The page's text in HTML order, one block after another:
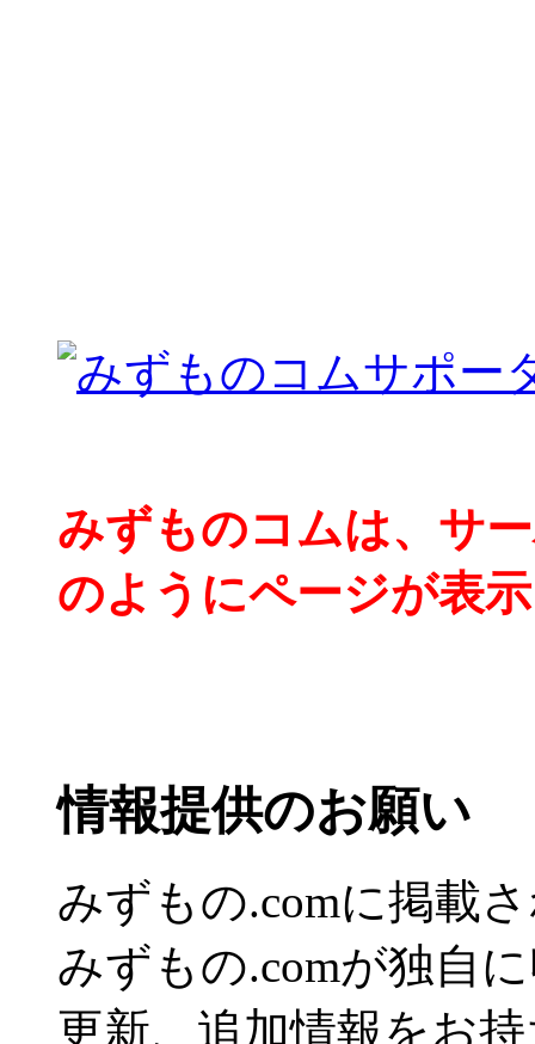
みずものコムは、サ
のようにページが表
情報提供のお願い
みずもの.comに掲載
みずもの.comが独自
更新、追加情報をお